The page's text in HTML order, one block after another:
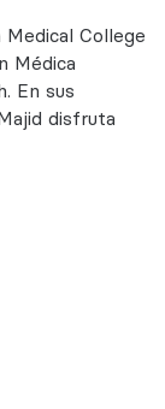
Medical College
Médica
En sus
disfruta